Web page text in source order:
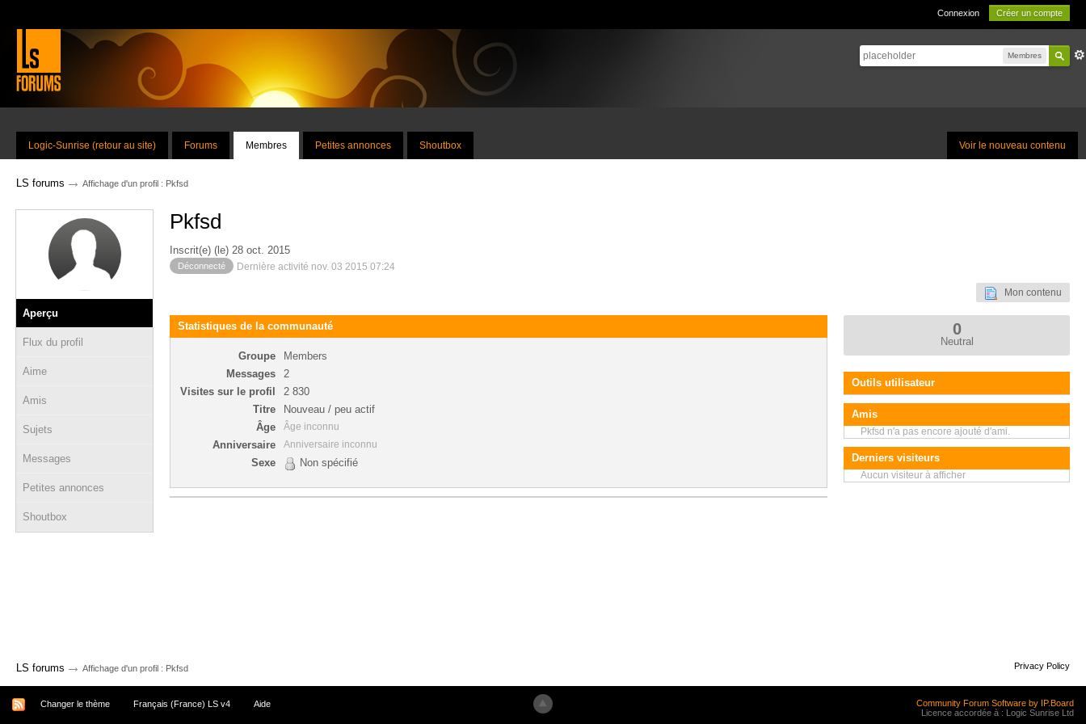
Connexion Créer un compte
Membres
Voir le nouveau contenu
Logic-Sunrise (retour au site) Forums Membres Petites annonces Shoutbox
LS forums → Affichage d'un profil : Pkfsd
Aperçu
Flux du profil
Aime
Amis
Sujets
Messages
Petites annonces
Shoutbox
Pkfsd
Inscrit(e) (le) 28 oct. 2015
Déconnecté Dernière activité nov. 03 2015 07:24
Mon contenu
Statistiques de la communauté
Groupe
Members
Messages
2
Visites sur le profil
2 830
Titre
Nouveau / peu actif
Âge
Âge inconnu
Anniversaire Anniversaire inconnu
Sexe Non spécifié
0
Neutral
Outils utilisateur
Amis
Pkfsd n'a pas encore ajouté d'ami.
Derniers visiteurs
Aucun visiteur à afficher
LS forums → Affichage d'un profil : Pkfsd Privacy Policy
Changer le thème Français (France) LS v4 Aide
Community Forum Software by IP.Board
Licence accordée à : Logic Sunrise Ltd